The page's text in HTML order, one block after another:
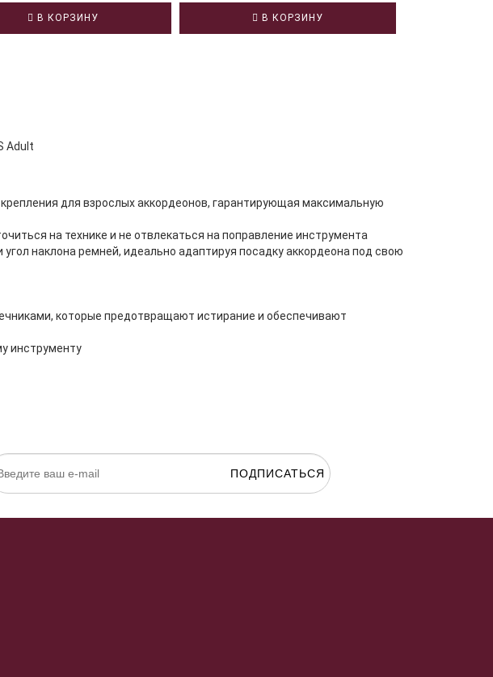
В КОРЗИНУ В КОРЗИНУ
Adult
для взрослых аккордеонов, гарантирующая максимальную
на технике и не отвлекаться на поправление инструмента
наклона ремней, идеально адаптируя посадку аккордеона под свою
которые предотвращают истирание и обеспечивают
инструменту
ПОДПИСАТЬСЯ